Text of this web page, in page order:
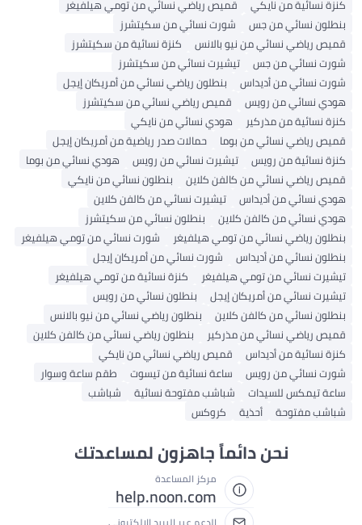
كنزة نسائية من نايكي
قميص رياضي نسائي من تومي هيلفيغر
بنطلون نسائي من جس
شورت نسائي من سكيتشرز
قميص رياضي نسائي من نيو بالانس
كنزة نسائية من سكيتشرز
شورت نسائي من جس
تيشيرت نسائي من سكيتشرز
شورت نسائي من أديداس
بنطلون رياضي نسائي من أمريكان إيجل
هودي نسائي من رويس
قميص رياضي نسائي من سكيتشرز
كنزة نسائية من مذركير
هودي نسائي من نايكي
قميص رياضي نسائي من بوما
حمالات صدر رياضية من أمريكان إيجل
كنزة نسائية من رويس
تيشيرت نسائي من رويس
هودي نسائي من بوما
قميص رياضي نسائي من كالفن كلاين
بنطلون نسائي من نايكي
هودي نسائي من أديداس
تيشيرت نسائي من كالفن كلاين
هودي نسائي من كالفن كلاين
بنطلون نسائي من سكيتشرز
بنطلون رياضي نسائي من تومي هيلفيغر
شورت نسائي من تومي هيلفيغر
بنطلون نسائي من أديداس
شورت نسائي من أمريكان إيجل
تيشيرت نسائي من تومي هيلفيغر
كنزة نسائية من تومي هيلفيغر
تيشيرت نسائي من أمريكان إيجل
بنطلون نسائي من رويس
بنطلون نسائي من كالفن كلاين
بنطلون رياضي نسائي من نيو بالانس
قميص رياضي نسائي من مذركير
بنطلون رياضي نسائي من كالفن كلاين
كنزة نسائية من أديداس
قميص رياضي نسائي من نايكي
شورت نسائي من رويس
ساعة نسائية من تيسوت
طقم ساعة وسوار
ساعة تيمكس للسيدات
شباشب مفتوحة نسائية
شباشب
شباشب مفتوحة
أحذية كروكس
نحن دائماً جاهزون لمساعدتك
مركز المساعدة
help.noon.com